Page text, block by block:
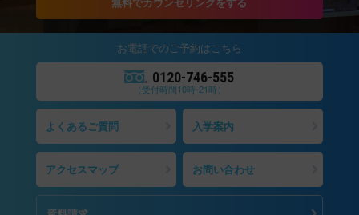
お電話での ご予約はこちら
0120-746-555
（受付時間10時-21時）
よくあるご質問 入学案内
アクセスマップ お問い合わせ